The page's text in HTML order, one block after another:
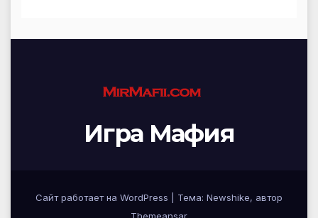
Игра Мафия
Сайт работает на WordPress Тема: Newshike, автор
Themeansar